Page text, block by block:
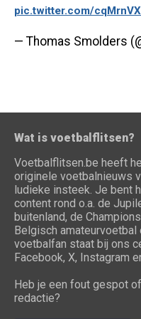
pic.twitter.com/
— Thomas Smolders
Wat is voetbalflitsen?
Voetbalflitsen.be heeft
originele voetbalnieuws
ludieke insteek. Je bent
content rond o.a. de
buitenland, de
Belgisch amateurvoetbal
voetbalfan staat bij ons
Facebook, X, Instagram
Heb je een fout gespot
redactie?